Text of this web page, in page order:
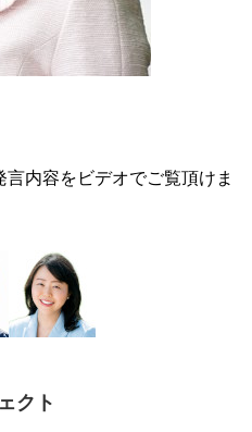
内容をビデオでご覧頂けま
クト